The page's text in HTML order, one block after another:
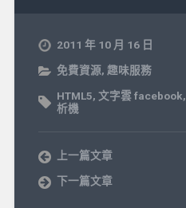
2011 年 10 月 16 日
免費資源, 趣味服務
HTML5, 文字雲 facebook,
析機
上一篇文章
下一篇文章